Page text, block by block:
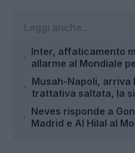
Leggi anche...
Inter, affaticamento
allarme al Mondiale
Musah-Napoli, arriva
trattativa saltata, la
Neves risponde a
Madrid e Al Hilal al